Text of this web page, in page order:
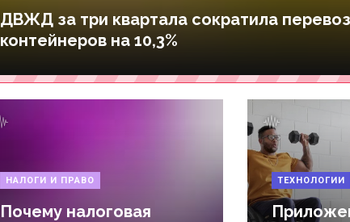
ДВЖД за три квартала сократила
контейнеров на 10,3%
НАЛОГИ И ПРАВО
Почему налоговая
ТЕХНОЛОГИИ